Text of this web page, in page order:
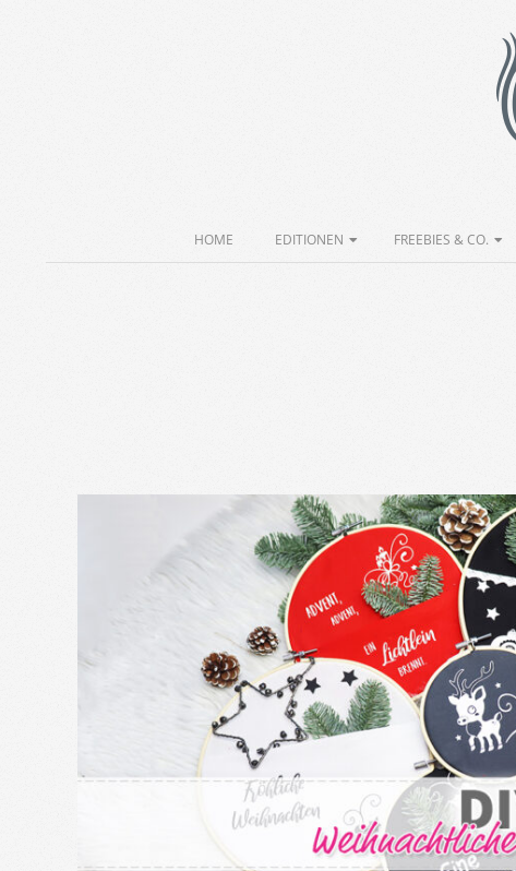
Navigation
HOME EDITIONEN FREEBIES & CO.